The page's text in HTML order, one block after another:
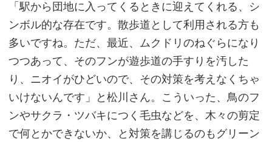
「駅から団地に入ってくるときに迎えてくれる、シ
ンボル的な存在です。散歩道として利用される方も
多いですね。ただ、最近、ムクドリのねぐらになり
つつあって、そのフンが遊歩道の手すりを汚した
り、ニオイがひどいので、その対策を考えなくちゃ
いけないんです」と松川さん。こういった、鳥のフ
ンやサクラ・ツバキにつく毛虫などを、木々の剪定
で何とかできないか、と対策を講じるのもグリーン